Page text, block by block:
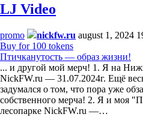
LJ Video
promo nickfw.ru august 1, 2024
Buy for 100 tokens
Птичканутость — образ жизни!
... и другой мой мерч! 1. Я на
NickFW.ru — 31.07.2024г. Ещё
задумался о том, что пора уже
собственного мерча! 2. Я и моя
лесопарке NickFW.ru —…